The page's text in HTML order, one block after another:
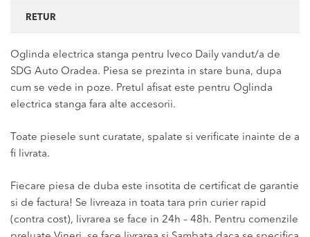
RETUR
Oglinda electrica stanga pentru Iveco Daily vandut/a de
SDG Auto Oradea. Piesa se prezinta in stare buna, dupa
cum se vede in poze. Pretul afisat este pentru Oglinda
electrica stanga fara alte accesorii.
Toate piesele sunt curatate, spalate si verificate inainte de a
fi livrata.
Fiecare piesa de duba este insotita de certificat de garantie
si de factura! Se livreaza in toata tara prin curier rapid
(contra cost), livrarea se face in 24h – 48h. Pentru comenzile